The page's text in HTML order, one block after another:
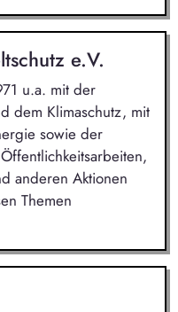
e.V.
u.a. mit der
dem Klimaschutz, mit
sowie der
anderen Aktionen
Themen